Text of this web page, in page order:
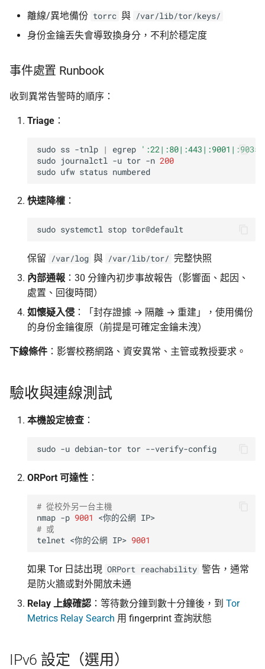
離線/異地備份 torrc 與 /var/lib/tor/keys/
身份金鑰丟失會導致換身分，不利於穩定度
事件處置 Runbook
收到異常告警時的順序：
Triage ：
sudo ss -tnlp | egrep
':22|:80|:443|:9001|:9035'
sudo journalctl -u tor -n 200
sudo ufw status
快速降權 ：
sudo systemctl stop
保留 /var/log 與 /var/lib/tor/ 完整快照
內部通報 ：30 分鐘內初步事故報告（影響面、起因、
處置、回復時間）
如懷疑入侵 ：「封存證據 → 隔離 → 重建」，使用備份
的身份金鑰復原（前提是可確定金鑰未洩）
下線條件 ：影響校務網路、資安異常、主管或教授要求。
驗收與連線測試
本機設定檢查 ：
sudo -u debian-tor tor
ORPort 可達性 ：
# 從校外另一台主機
nmap -p 9001 <你的公網
# 或
telnet <你的公網 IP> 9001
如果 Tor 日誌出現 ORPort reachability 警告，通常
是防火牆或對外開放未通
Relay 上線確認 ：等待數分鐘到數十分鐘後，到 Tor
Metrics Relay Search 用 fingerprint 查詢狀態
IPv6 設定（選用）